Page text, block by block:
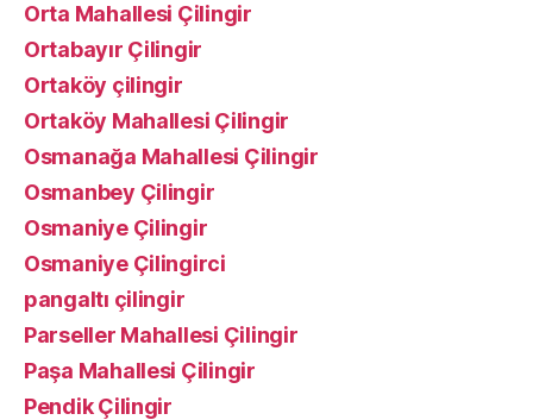
Orta Mahallesi Çilingir
Ortabayır Çilingir
Ortaköy çilingir
Ortaköy Mahallesi Çilingir
Osmanağa Mahallesi Çilingir
Osmanbey Çilingir
Osmaniye Çilingir
Osmaniye Çilingirci
pangaltı çilingir
Parseller Mahallesi Çilingir
Paşa Mahallesi Çilingir
Pendik Çilingir